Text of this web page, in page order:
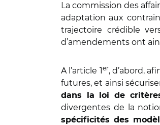
La commission des
adaptation aux
trajectoire crédible
d’amendements ont
A l’article 1er, d’abord,
futures, et ainsi
dans la loi de
divergentes de la
spécificités des